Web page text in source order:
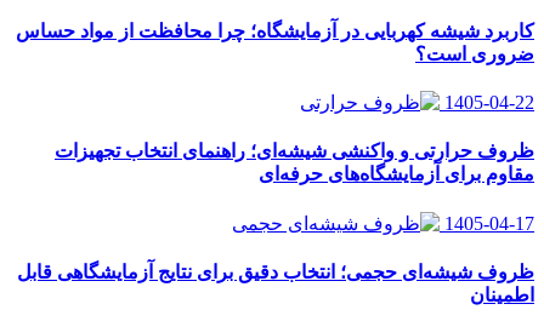
کاربرد شیشه کهربایی در آزمایشگاه؛ چرا محافظت از مواد حساس
ضروری است؟
1405-04-22
ظروف حرارتی و واکنشی شیشه‌ای؛ راهنمای انتخاب تجهیزات
مقاوم برای آزمایشگاه‌های حرفه‌ای
1405-04-17
ظروف شیشه‌ای حجمی؛ انتخاب دقیق برای نتایج آزمایشگاهی قابل
اطمینان